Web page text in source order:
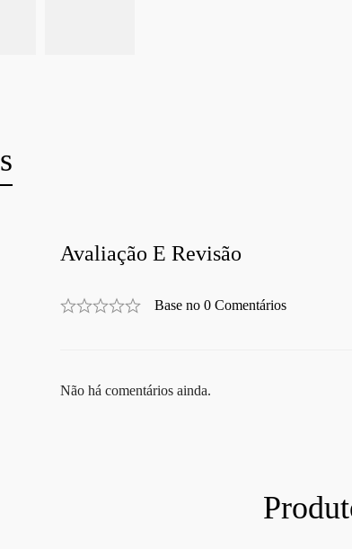
Avaliação E Revisão
Base no 0 Comentários
Não há comentários ainda.